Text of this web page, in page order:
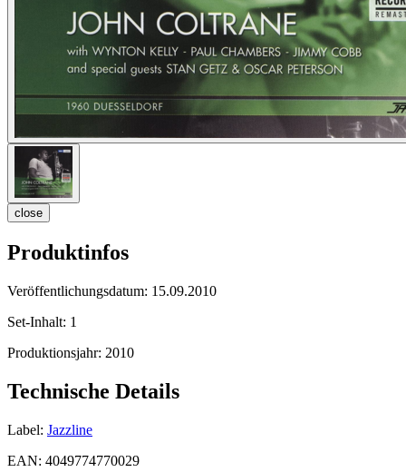
close
Produktinfos
Veröffentlichungsdatum: 15.09.2010
Set-Inhalt: 1
Produktionsjahr: 2010
Technische Details
Label: Jazzline
EAN: 4049774770029